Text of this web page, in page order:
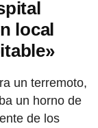
local
un terremoto,
un horno de
de los